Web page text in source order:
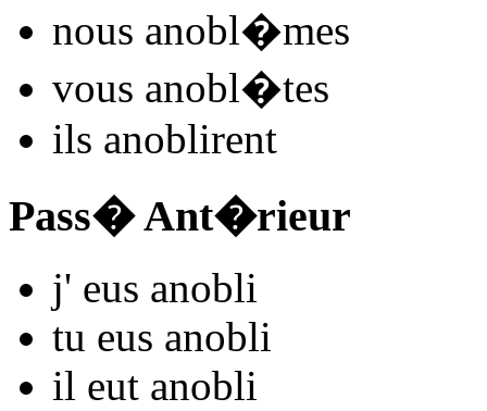
nous anobl�mes
vous anobl�tes
ils anoblirent
Pass� Ant�rieur
j' eus anobli
tu eus anobli
il eut anobli